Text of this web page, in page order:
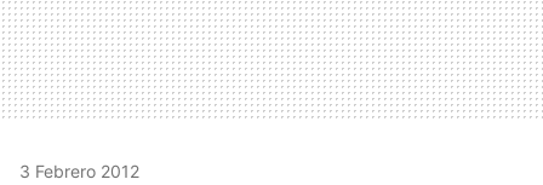
3 Febrero 2012